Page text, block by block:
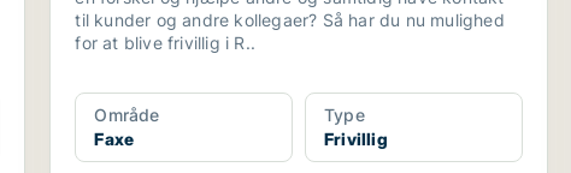
til kunder og andre kollegaer? Så har du nu mulighed
for at blive frivillig i R..
Område
Faxe
Type
Frivillig